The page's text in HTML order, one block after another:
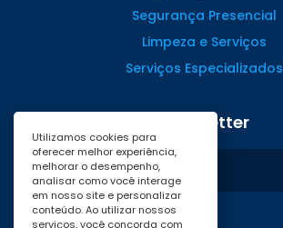
Segurança Presencial
Limpeza e Serviços
Serviços Especializados
Newsletter
Utilizamos cookies para
oferecer melhor experiência,
melhorar o desempenho,
analisar como você interage
em nosso site e personalizar
conteúdo. Ao utilizar nossos
serviços, você concorda com